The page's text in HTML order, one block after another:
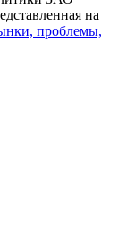
на
проблемы,